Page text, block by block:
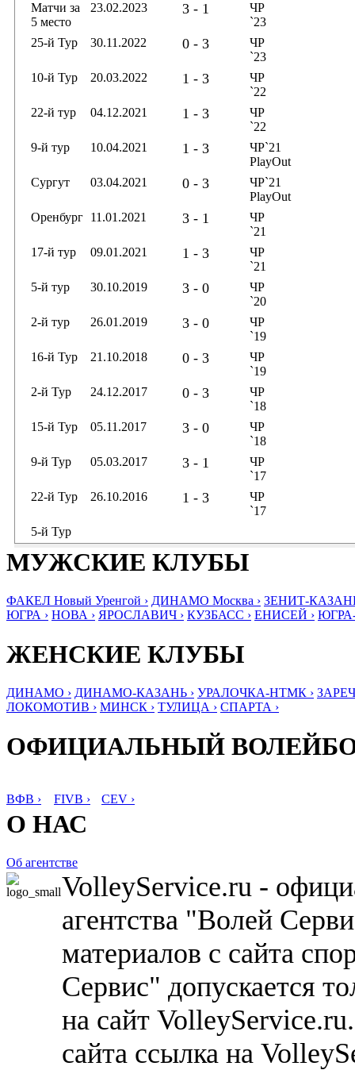
Матчи за
5 место
23.02.2023 3 - 1
ЧР
`23
25-й Тур
30.11.2022 0 - 3
ЧР
`23
10-й Тур
20.03.2022 1 - 3
ЧР
`22
22-й тур
04.12.2021 1 - 3
ЧР
`22
9-й тур
10.04.2021 1 - 3
ЧР`21
PlayOut
Сургут
03.04.2021 0 - 3
ЧР`21
PlayOut
Оренбург 11.01.2021 3 - 1
ЧР
`21
17-й тур
09.01.2021 1 - 3
ЧР
`21
5-й тур
30.10.2019 3 - 0
ЧР
`20
2-й тур
26.01.2019 3 - 0
ЧР
`19
16-й Тур
21.10.2018 0 - 3
ЧР
`19
2-й Тур
24.12.2017 0 - 3
ЧР
`18
15-й Тур
05.11.2017 3 - 0
ЧР
`18
9-й Тур
05.03.2017 3 - 1
ЧР
`17
22-й Тур
26.10.2016 1 - 3
ЧР
`17
5-й Тур
МУЖСКИЕ КЛУБЫ
ФАКЕЛ Новый Уренгой › ДИНАМО Москва › ЗЕНИТ-
ЮГРА › НОВА › ЯРОСЛАВИЧ › КУЗБАСС › ЕНИСЕЙ ›
ЖЕНСКИЕ КЛУБЫ
ДИНАМО › ДИНАМО-КАЗАНЬ › УРАЛОЧКА-НТМК ›
ЛОКОМОТИВ › МИНСК › ТУЛИЦА › СПАРТА ›
ОФИЦИАЛЬНЫЙ
ВФВ › FIVB › CEV ›
О НАС
Об агентстве
VolleyService.ru -
агентства "Волей
материалов с сайта
Сервис" допускается
на сайт
сайта ссылка на